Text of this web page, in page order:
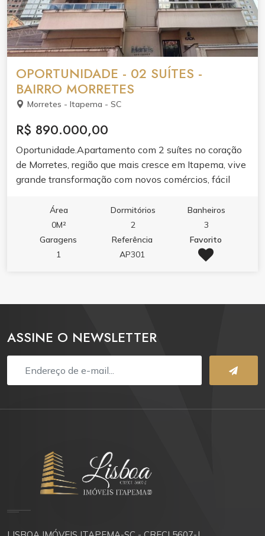
OPORTUNIDADE - 02 SUÍTES -
BAIRRO MORRETES
Morretes - Itapema - SC
R$ 890.000,00
Oportunidade.Apartamento com 2 suítes no coração
de Morretes, região que mais cresce em Itapema, vive
grande transformação com novos comércios, fácil
investir. Agende uma visita para conhecer esse
Área
0M²
Dormitórios
2
Banheiros
3
Garagens
1
Referência
AP301
Favorito
ASSINE O NEWSLETTER